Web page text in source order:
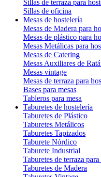
Sillas de terraza para
Sillas de oficina
Mesas de hostelería
Mesas de Madera para
Mesas de plástico para
Mesas Metálicas para
Mesas de Catering
Mesas Auxiliares de
Mesas vintage
Mesas de terraza para
Bases para mesas
Tableros para mesa
Taburetes de hostelería
Taburetes de Plástico
Taburetes Metálicos
Taburetes Tapizados
Taburete Nórdico
Taburete Industrial
Taburetes de terraza
Taburetes de Madera